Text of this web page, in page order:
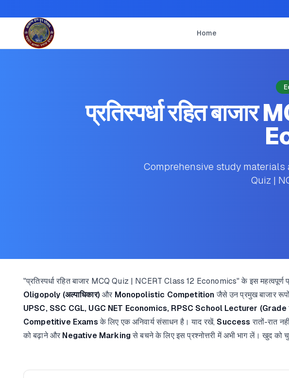
Home
प्रतिस्पर्धा रहित
Comprehensive study materials
Quiz |
"प्रतिस्पर्धा रहित बाजार MCQ Quiz | NCERT Class 12 Economics" के इस
Oligopoly (अल्पाधिकार) और Monopolistic Competition जैसे उन प्रमुख बाजार
UPSC, SSC CGL, UGC NET Economics, RPSC School Lecturer
Competitive Exams के लिए एक अनिवार्य संसाधन है। याद रखें,Success रातों-रात
को बढ़ाने और Negative Markingसे बचने के लिए इस प्रश्नोत्तरी में अभी भाग लें। खुद को